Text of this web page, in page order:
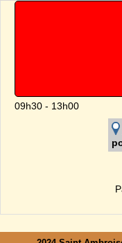
09h30 - 13h00